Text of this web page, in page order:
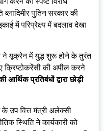
व्लादिमीर पुतिन सरकार की
में परिप्रेक्ष्य में बदलाव देखा
यूक्रेन में युद्ध शुरू होने के तुरंत
क्रिप्टोकरेंसी की अपील करने
आर्थिक प्रतिबंधों द्वारा छोड़ी
उप वित्त मंत्री अलेक्सी
स्थिति ने कार्यकारी को